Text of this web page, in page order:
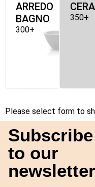
ARREDO
BAGNO
300+
350+
Please select form to
Subscribe
to our